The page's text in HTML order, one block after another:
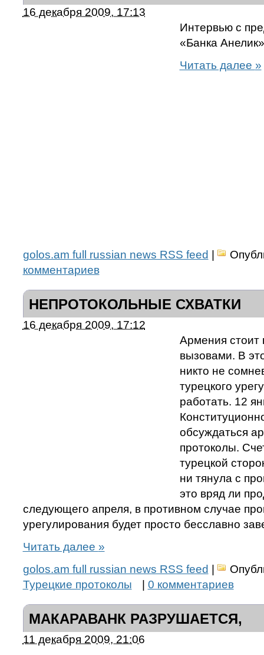
16 декабря 2009, 17:13
Интервью с
«Банка
Читать далее »
golos.am full russian news RSS feed
комментариев
НЕПРОТОКОЛЬНЫЕ СХВАТКИ
16 декабря 2009, 17:12
Армения стоит
вызовами. В
никто не
турецкого
работать. 12
обсуждаться
протоколы.
турецкой
ни тянула с
это вряд ли
следующего апреля, в противном случае
урегулирования будет просто бесславно
Читать далее »
golos.am full russian news RSS feed
Турецкие протоколы
0 комментариев
МАКАРАВАНК РАЗРУШАЕТСЯ,
11 декабря 2009, 21:06